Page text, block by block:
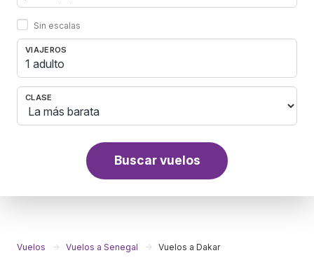
Sin escalas
VIAJEROS
1 adulto
CLASE
Buscar vuelos
Vuelos Vuelos a Senegal Vuelos a Dakar